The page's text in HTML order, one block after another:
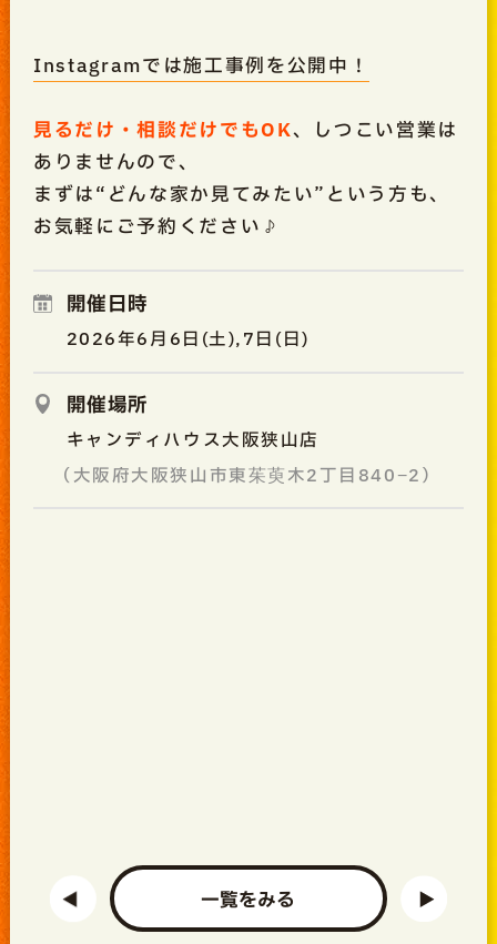
Instagramでは施工事例を公開中！
見るだけ・相談だけでもOK、しつこい営業は
ありませんので、
まずは“どんな家か見てみたい”という方も、
お気軽にご予約ください♪
開催日時
2026年6月6日(土),7日(日)
開催場所
キャンディハウス大阪狭山店
（大阪府大阪狭山市東茱萸木2丁目840−2）
一覧をみる